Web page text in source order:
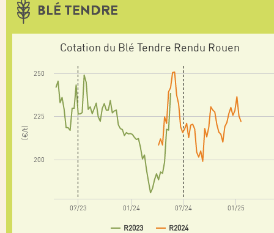
BLÉ TENDRE
(€/t)
Cotation du Blé Tendre Rendu Rouen
R2023 R2024
07/23 01/24 07/24 01/25
200
225
250